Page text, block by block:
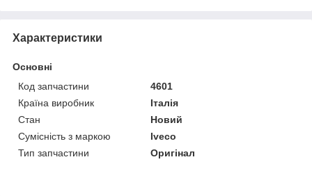
Характеристики
Основні
Код запчастини
4601
Країна виробник
Італія
Стан
Новий
Сумісність з маркою
Iveco
Тип запчастини
Оригінал